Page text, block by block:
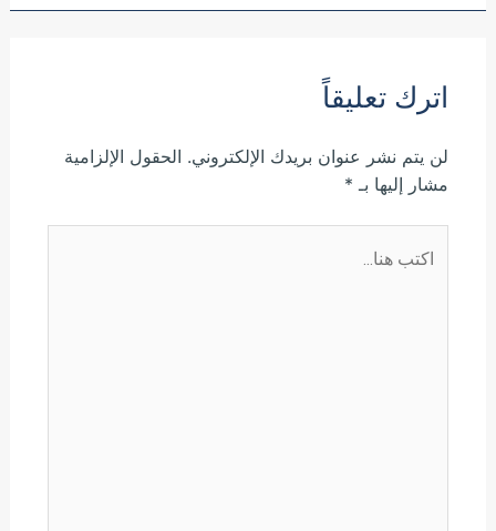
اترك تعليقاً
لن يتم نشر عنوان بريدك الإلكتروني. الحقول الإلزامية
مشار إليها بـ *
هنا...